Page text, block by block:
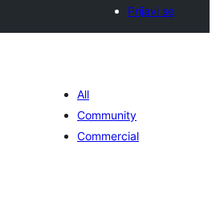
Prijavi se
All
Community
Commercial